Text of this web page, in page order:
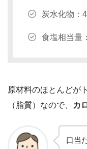
炭水化物：
食塩相当量
原材料のほとんどが
（脂質）なので、
カ
口当